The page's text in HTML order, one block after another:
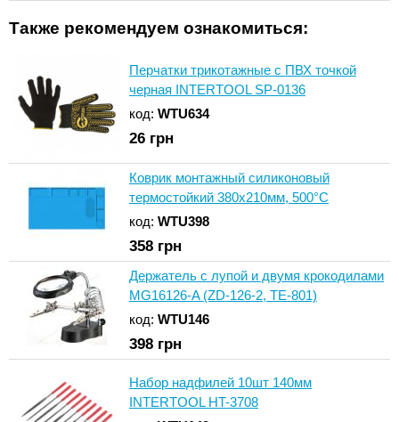
Также рекомендуем ознакомиться:
Перчатки трикотажные с ПВХ точкой
черная INTERTOOL SP-0136
код: WTU634
26 грн
Коврик монтажный силиконовый
термостойкий 380х210мм, 500°C
код: WTU398
358 грн
Держатель с лупой и двумя крокодилами
MG16126-A (ZD-126-2, TE-801)
код: WTU146
398 грн
Набор надфилей 10шт 140мм
INTERTOOL HT-3708